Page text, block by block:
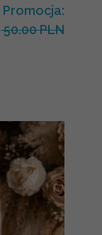
Promocja:
50.00 PLN